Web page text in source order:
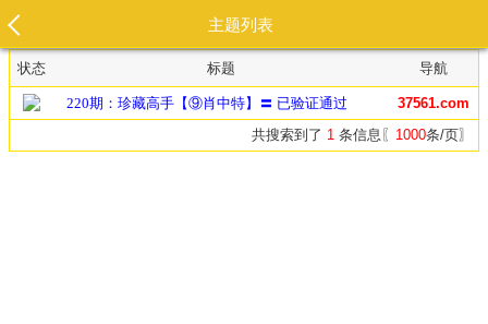
主题列表
状态 标题 导航
220期：珍藏高手【⑨肖中特】〓 已验证通过
37561.com
共搜索到了 1 条信息〖 1000条/页〗